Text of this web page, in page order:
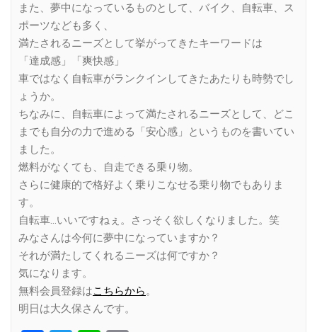
また、夢中になっているものとして、バイク、自転車、ス
ポーツなども多く、
満たされるニーズとして挙がってきたキーワードは
「達成感」「爽快感」
車ではなく自転車がランクインしてきたあたりも時勢でし
ょうか。
ちなみに、自転車によって満たされるニーズとして、どこ
までも自分の力で進める「安心感」というものを書いてい
ました。
燃料がなくても、自走できる乗り物。
さらに健康的で格好よく乗りこなせる乗り物でもありま
す。
自転車…いいですねぇ。さっそく欲しくなりました。笑
みなさんは今何に夢中になっていますか？
それが満たしてくれるニーズは何ですか？
気になります。
無料会員登録はこちらから。
明日は大久保さんです。